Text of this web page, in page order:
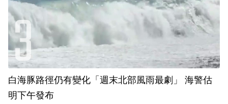
白海豚路徑仍有變化「週末北部風雨最劇」 海警估
明下午發布